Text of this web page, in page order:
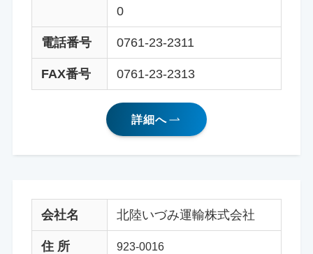
0
電話番号 0761-23-2311
FAX番号 0761-23-2313
詳細へ
会社名 北陸いづみ運輸株式会社
住 所 923-0016